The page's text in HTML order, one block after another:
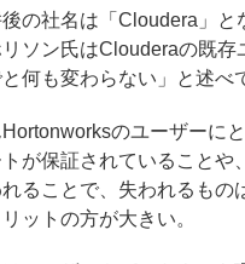
の社名は「Cloudera」と
ソン氏はClouderaの既存
と何も変わらない」と述べ
のユーザーに
が保証されていることや
ることで、失われるもの
ットの方が大きい。